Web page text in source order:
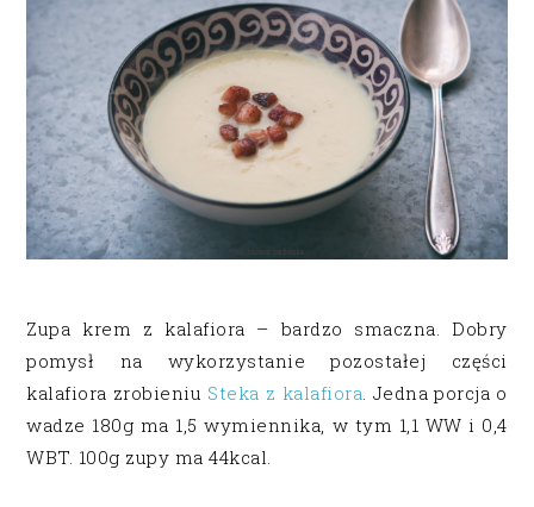
Zupa krem z kalafiora – bardzo smaczna. Dobry
pomysł na wykorzystanie pozostałej części
kalafiora zrobieniu Steka z kalafiora. Jedna porcja o
wadze 180g ma 1,5 wymiennika, w tym 1,1 WW i 0,4
WBT. 100g zupy ma 44kcal.